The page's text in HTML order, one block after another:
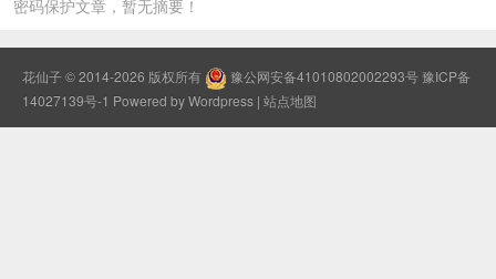
密码保护文章，暂无摘要！
花仙子© 2014-2026 版权所有 豫公网安备41010802002293号 豫ICP备
14027139号-1 Powered by Wordpress | 站点地图